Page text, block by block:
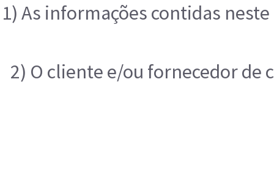
1) As informações contidas
2) O cliente e/ou fornecedor de